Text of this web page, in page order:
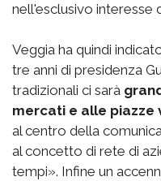
nell'esclusivo interesse
Veggia ha quindi
tre anni di presidenza
tradizionali ci sarà
mercati e alle piazze
al centro della
al concetto di rete di
tempi». Infine un